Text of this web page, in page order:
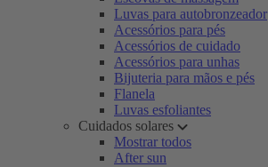
Luvas para autobronzeador
Acessórios para pés
Acessórios de cuidado
Acessórios para unhas
Bijuteria para mãos e pés
Flanela
Luvas esfoliantes
Cuidados solares
Mostrar todos
After sun